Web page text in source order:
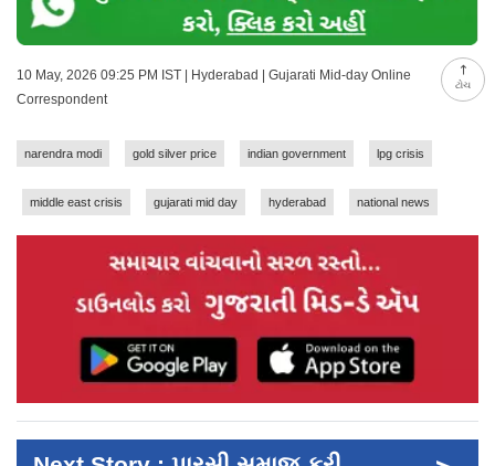
ટોચ
10 May, 2026 09:25 PM IST | Hyderabad | Gujarati Mid-day Online
Correspondent
narendra modi gold silver price indian government lpg crisis
middle east crisis gujarati mid day hyderabad national news